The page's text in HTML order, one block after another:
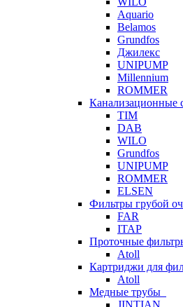
Aquario
Belamos
Grundfos
Джилекс
UNIPUMP
Millennium
ROMMER
Канализационные
TIM
DAB
WILO
Grundfos
UNIPUMP
ROMMER
ELSEN
Фильтры грубой
FAR
ITAP
Проточные
Atoll
Картриджи для
Atoll
Медные трубы
JINTIAN